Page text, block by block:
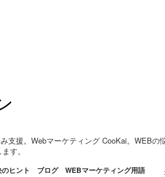
援。Webマーケティング CooKai。WEB
す。
ヒント ブログ WEBマーケティング用語